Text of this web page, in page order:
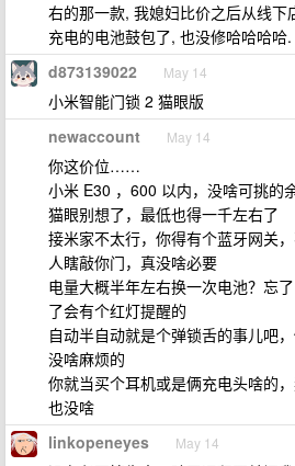
右的那一款, 我媳妇比价之后从线
充电的电池鼓包了, 也没修哈哈哈哈.
d873139022 May 14
小米智能门锁 2 猫眼版
newaccount May 14
你这价位……
小米 E30 ，600 以内，没啥可挑的
猫眼别想了，最低也得一千左右了
接米家不太行，你得有个蓝牙网关
人瞎敲你门，真没啥必要
电量大概半年左右换一次电池？忘
了会有个红灯提醒的
自动半自动就是个弹锁舌的事儿吧
没啥麻烦的
你就当买个耳机或是俩充电头啥的
也没啥
linkopeneyes May 14